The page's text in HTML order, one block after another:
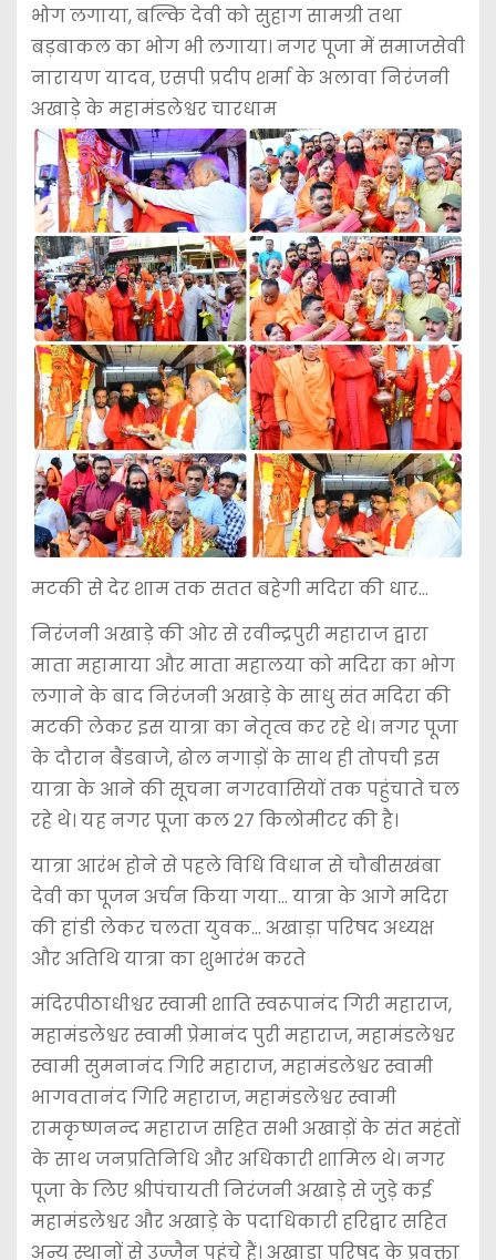
भोग लगाया, बल्कि देवी को सुहाग सामग्री तथा
बड़बाकल का भोग भी लगाया। नगर पूजा में समाजसेवी
नारायण यादव, एसपी प्रदीप शर्मा के अलावा निरंजनी
अखाड़े के महामंडलेश्वर चारधाम
मटकी से देर शाम तक सतत बहेगी मदिरा की धार…
निरंजनी अखाड़े की ओर से रवीन्द्रपुरी महाराज द्वारा
माता महामाया और माता महालया को मदिरा का भोग
लगाने के बाद निरंजनी अखाड़े के साधु संत मदिरा की
मटकी लेकर इस यात्रा का नेतृत्व कर रहे थे। नगर पूजा
के दौरान बैंडबाजे, ढोल नगाड़ों के साथ ही तोपची इस
यात्रा के आने की सूचना नगरवासियों तक पहुंचाते चल
रहे थे। यह नगर पूजा कल 27 किलोमीटर की है।
यात्रा आरंभ होने से पहले विधि विधान से चौबीसखंबा
देवी का पूजन अर्चन किया गया… यात्रा के आगे मदिरा
की हांडी लेकर चलता युवक… अखाड़ा परिषद अध्यक्ष
और अतिथि यात्रा का शुभारंभ करते
मंदिरपीठाधीश्वर स्वामी शाति स्वरूपानंद गिरी महाराज,
महामंडलेश्वर स्वामी प्रेमानंद पुरी महाराज, महामंडलेश्वर
स्वामी सुमनानंद गिरि महाराज, महामंडलेश्वर स्वामी
भागवतानंद गिरि महाराज, महामंडलेश्वर स्वामी
रामकृष्णनन्द महाराज सहित सभी अखाड़ों के संत महंतों
के साथ जनप्रतिनिधि और अधिकारी शामिल थे। नगर
पूजा के लिए श्रीपंचायती निरंजनी अखाड़े से जुड़े कई
महामंडलेश्वर और अखाड़े के पदाधिकारी हरिद्वार सहित
अन्य स्थानों से उज्जैन पहुंचे हैं। अखाड़ा परिषद के प्रवक्ता